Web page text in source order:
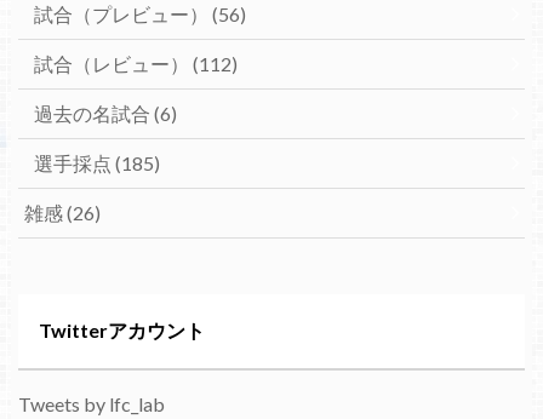
試合（プレビュー） (56)
試合（レビュー） (112)
過去の名試合 (6)
選手採点 (185)
雑感(26)
Twitterアカウント
Tweets by lfc_lab